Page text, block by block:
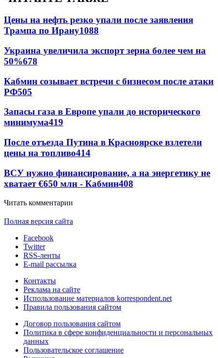
Цены на нефть резко упали после заявления
Трампа по Ирану1088
Украина увеличила экспорт зерна более чем на
50%678
Кабмин созывает встречи с бизнесом после атаки
РФ505
Запасы газа в Европе упали до исторического
минимума419
После отъезда Путина в Красноярске взлетели
цены на топливо414
ВСУ нужно финансирование, а на энергетику не
хватает €650 млн - Кабмин408
Читать комментарии
Полная версия сайта
Facebook
Twitter
RSS-ленты
E-mail рассылка
Контакты
Реклама на сайте
Использование материалов korrespondent.net
Правила пользования сайтом
Договор пользования сайтом
Политика в сфере конфиденциальности и персональных
данных
Пользовательское соглашение